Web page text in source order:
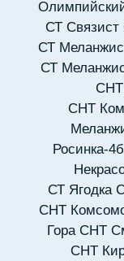
СТ Связист
СТ
СТ
СНТ
СНТ
Росинка-4б
СТ Ягодка
СНТ
Гора СНТ
СНТ